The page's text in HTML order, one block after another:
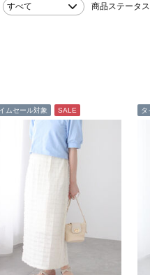
すべて 商品ステータス
ムセール対象 SALE タ